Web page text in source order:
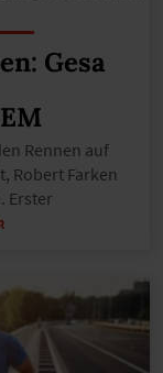
Gesa
Rennen auf
Robert Farken
Erster